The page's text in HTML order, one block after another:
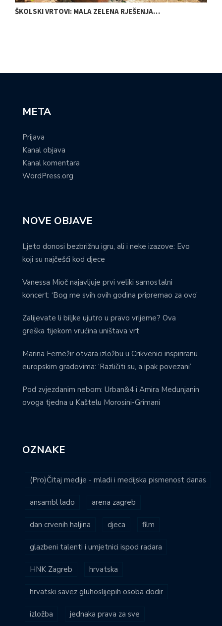
ŠKOLSKI VRTOVI: MALA ZELENA RJEŠENJA…
META
Prijava
Kanal objava
Kanal komentara
WordPress.org
NOVE OBJAVE
Ljeto donosi bezbrižnu igru, ali i neke izazove: Evo
koji su najčešći kod djece
Vanessa Mioč najavljuje prvi veliki samostalni
koncert: ‘Bog me svih ovih godina pripremao za ovo’
Zalijevate li biljke ujutro u pravo vrijeme? Ova
greška tijekom vrućina uništava vrt
Marina Fernežir otvara izložbu u Crikvenici inspiriranu
europskim gradovima: ‘Različiti su, a ipak povezani’
Pod zvjezdanim nebom: Urban&4 i Amira Medunjanin
ovoga tjedna u Kaštelu Morosini-Grimani
OZNAKE
(Pro)Čitaj medije - mladi i medijska pismenost danas
ansambl lado arena zagreb
dan crvenih haljina djeca film
glazbeni talenti i umjetnici ispod radara
HNK Zagreb hrvatska
hrvatski savez gluhoslijepih osoba dodir
izložba jednaka prava za sve